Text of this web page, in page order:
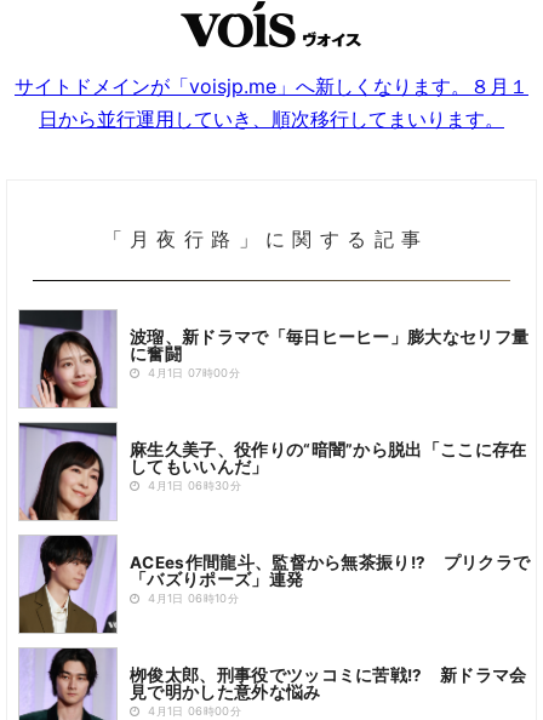
サイトドメインが「voisjp.me」へ新しくなります。８月１
日から並行運用していき、順次移行してまいります。
「月夜行路」に関する記事
波瑠、新ドラマで「毎日ヒーヒー」膨大なセリフ量
に奮闘
4月1日 07時00分
麻生久美子、役作りの“暗闇”から脱出「ここに存在
してもいいんだ」
4月1日 06時30分
ACEes作間龍斗、監督から無茶振り!? プリクラで
「バズりポーズ」連発
4月1日 06時10分
栁俊太郎、刑事役でツッコミに苦戦!? 新ドラマ会
見で明かした意外な悩み
4月1日 06時00分